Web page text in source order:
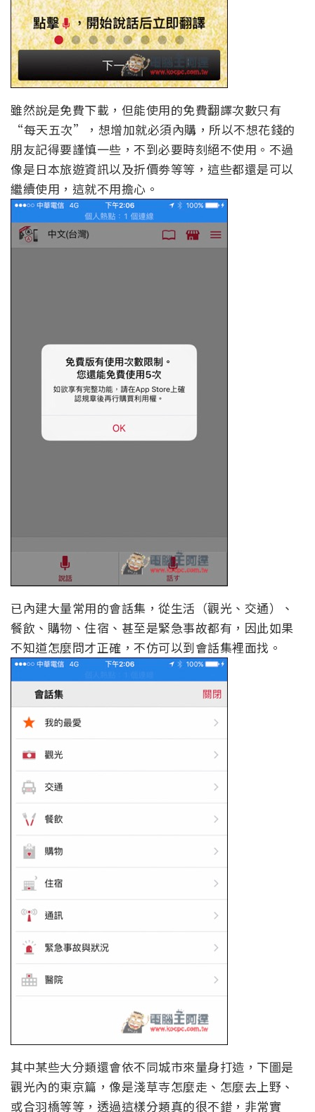
雖然說是免費下載，但能使用的免費翻譯次數只有
“每天五次”，想增加就必須內購，所以不想花錢的
朋友記得要謹慎一些，不到必要時刻絕不使用。不過
像是日本旅遊資訊以及折價劵等等，這些都還是可以
繼續使用，這就不用擔心。
已內建大量常用的會話集，從生活（觀光、交通）、
餐飲、購物、住宿、甚至是緊急事故都有，因此如果
不知道怎麼問才正確，不仿可以到會話集裡面找。
其中某些大分類還會依不同城市來量身打造，下圖是
觀光內的東京篇，像是淺草寺怎麼走、怎麼去上野、
或合羽橋等等，透過這樣分類真的很不錯，非常實